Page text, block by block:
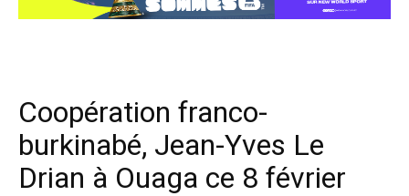
Coopération franco-
burkinabé, Jean-Yves Le
Drian à Ouaga ce 8 février